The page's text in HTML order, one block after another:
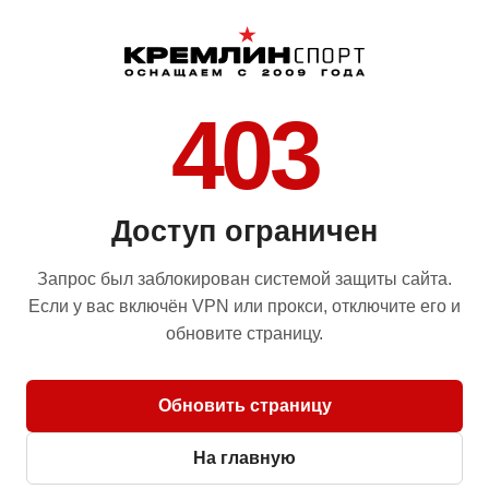
403
Доступ ограничен
Запрос был заблокирован системой защиты сайта.
Если у вас включён VPN или прокси, отключите его и
обновите страницу.
Обновить страницу
На главную